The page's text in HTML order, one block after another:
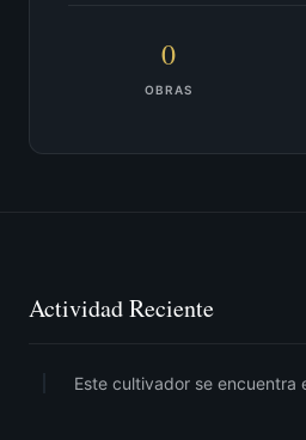
0
OBRAS
Actividad Reciente
Este cultivador se encuentra